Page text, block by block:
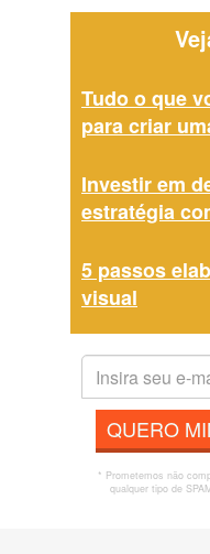
Tudo o que
para criar
Investir em
estratégia
5 passos
visual
QUERO
* Prometemos não
qualquer tipo de